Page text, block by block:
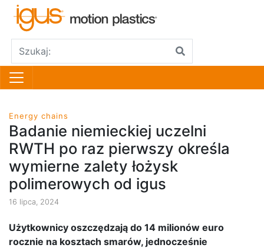
Energy chains
Badanie niemieckiej uczelni
RWTH po raz pierwszy określa
wymierne zalety łożysk
polimerowych od igus
16 lipca, 2024
Użytkownicy oszczędzają do 14 milionów euro
rocznie na kosztach smarów, jednocześnie